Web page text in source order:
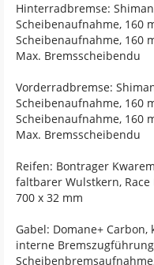
Hinterradbremse:
Scheibenaufnahme, 160
Scheibenaufnahme, 160
Max. Bremsscheibendu
Vorderradbremse:
Scheibenaufnahme, 160
Scheibenaufnahme, 160
Max. Bremsscheibendu
Reifen: Bontrager
faltbarer Wulstkern, Race
700 x 32 mm
Gabel: Domane+
interne